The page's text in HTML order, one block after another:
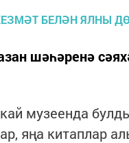
шәһәренә
музеенда
яңа китаплар